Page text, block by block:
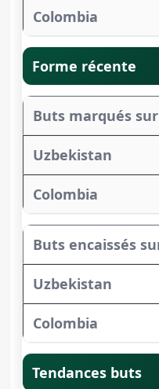
Forme récente
Buts marqués
Buts encaissés
Tendances buts